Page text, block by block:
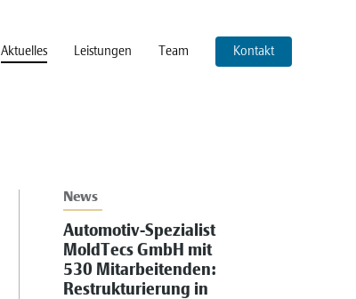
Aktuelles Leistungen Team Kontakt
News
Automotiv-Spezialist
MoldTecs GmbH mit
530 Mitarbeitenden:
Restrukturierung in